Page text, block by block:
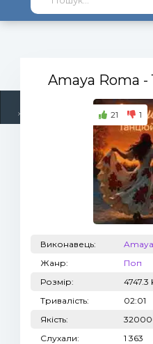
Жанри Топ 100
Amaya Roma -
21 1
Виконавець:
Жанр:
Поп
Розмір:
4747.3
Тривалість:
02:01
Якість:
Слухали:
1 363